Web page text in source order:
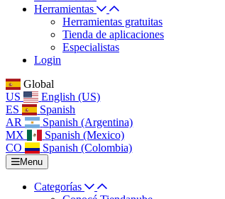
Herramientas
Herramientas gratuitas
Tienda de aplicaciones
Especialistas
Login
Global
US
English (US)
ES
Spanish
AR
Spanish (Argentina)
MX
Spanish (Mexico)
CO
Spanish (Colombia)
Menu
Categorías